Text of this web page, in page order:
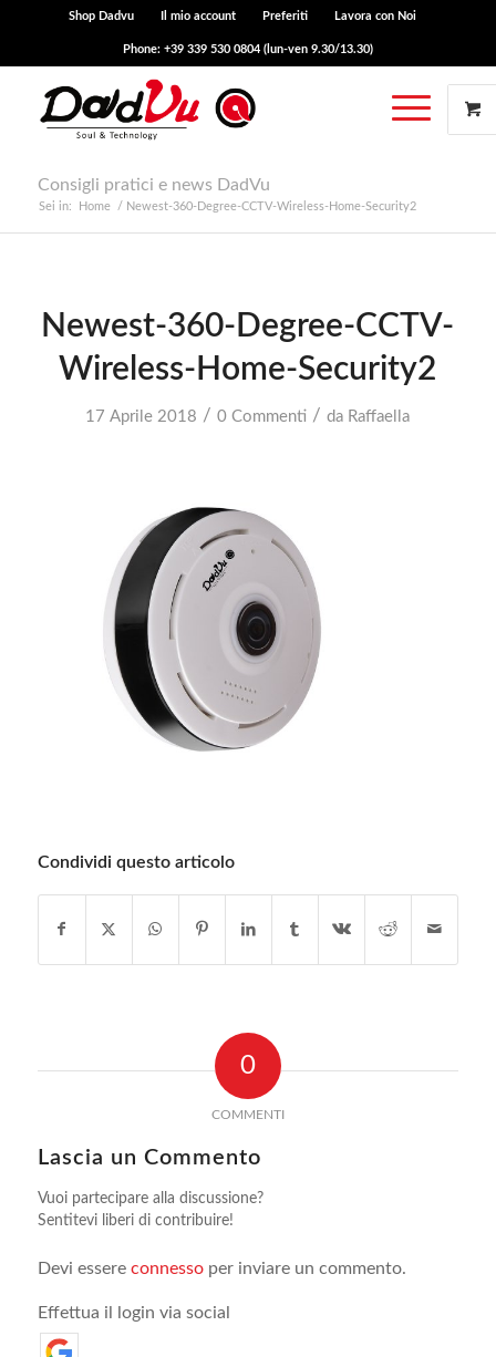
Shop Dadvu Il mio account Preferiti Lavora con Noi
Phone: +39 339 530 0804 (lun-ven 9.30/13.30)
Consigli pratici e news DadVu
Sei in: Home / Newest-360-Degree-CCTV-Wireless-Home-Security2
Newest-360-Degree-CCTV-
Wireless-Home-Security2
17 Aprile 2018 / 0 Commenti / da Raffaella
Condividi questo articolo
0
COMMENTI
Lascia un Commento
Vuoi partecipare alla discussione?
Sentitevi liberi di contribuire!
Devi essere connessoper inviare un commento.
Effettua il login via social